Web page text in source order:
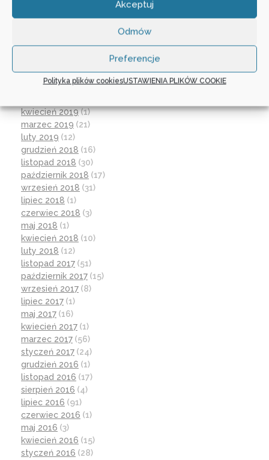
Akceptuj
Odmów
Preferencje
Polityka plików cookiesUSTAWIENIA PLIKÓW COOKIE
listopad 2019(21)
wrzesień 2019(12)
czerwiec 2019(30)
kwiecień 2019(1)
marzec 2019 (21)
luty 2019 (12)
grudzień 2018 (16)
listopad 2018 (30)
październik 2018 (17)
wrzesień 2018 (31)
lipiec 2018 (1)
czerwiec 2018 (3)
maj 2018 (1)
kwiecień 2018 (10)
luty 2018 (12)
listopad 2017 (51)
październik 2017 (15)
wrzesień 2017 (8)
lipiec 2017 (1)
maj 2017 (16)
kwiecień 2017 (1)
marzec 2017 (56)
styczeń 2017 (24)
grudzień 2016 (1)
listopad 2016 (17)
sierpień 2016 (4)
lipiec 2016 (91)
czerwiec 2016 (1)
maj 2016 (3)
kwiecień 2016 (15)
styczeń 2016 (28)